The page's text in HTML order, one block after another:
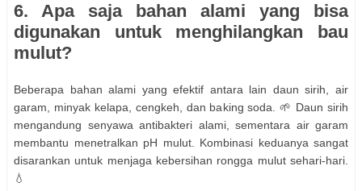
6. Apa saja bahan alami yang bisa
digunakan untuk menghilangkan bau
mulut?
Beberapa bahan alami yang efektif antara lain daun sirih, air
garam, minyak kelapa, cengkeh, dan baking soda. 🌱 Daun sirih
mengandung senyawa antibakteri alami, sementara air garam
membantu menetralkan pH mulut. Kombinasi keduanya sangat
disarankan untuk menjaga kebersihan rongga mulut sehari-hari.
💧